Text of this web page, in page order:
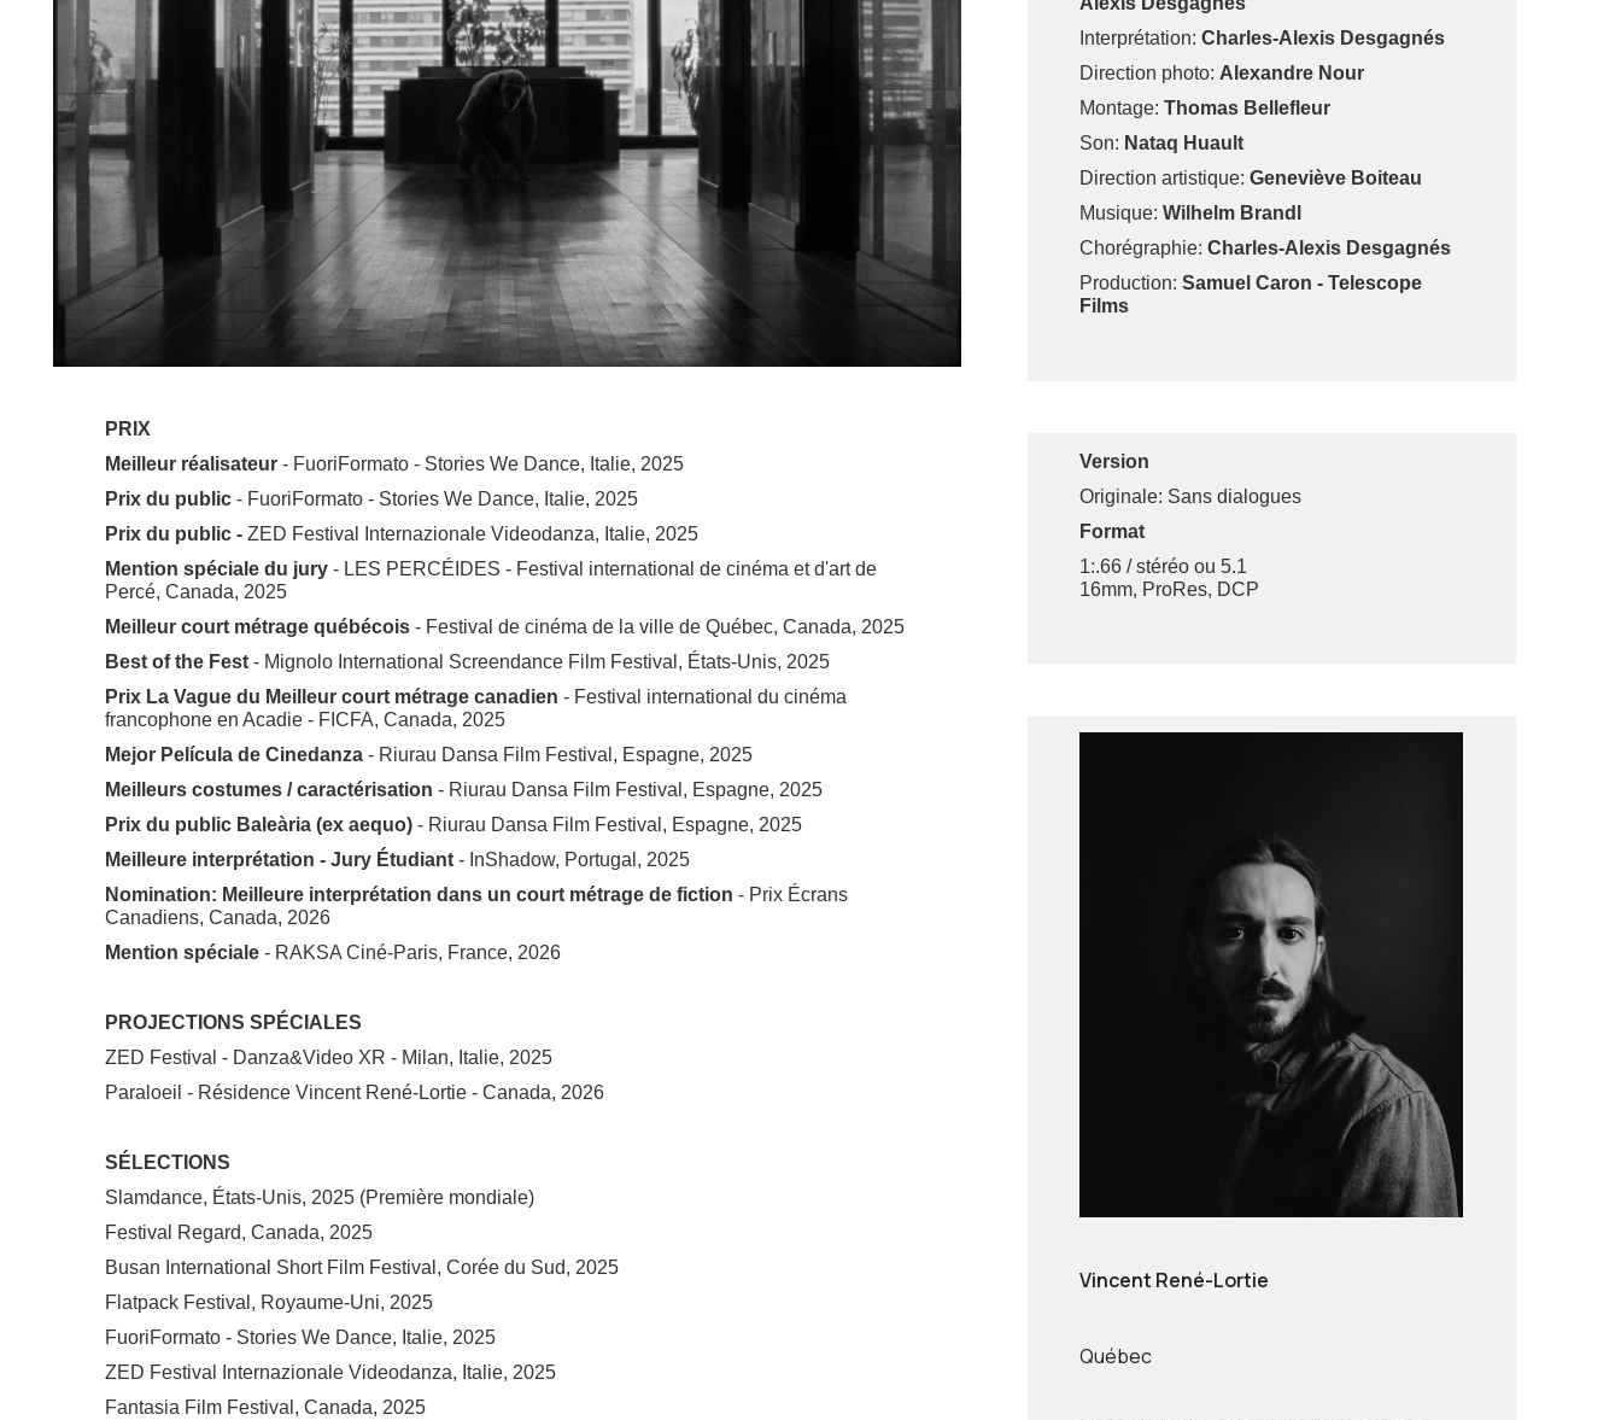
décision irréversible.
Festivals
PRIX
Meilleur réalisateur- FuoriFormato - Stories We Dance, Italie, 2025
Prix du public - FuoriFormato - Stories We Dance, Italie, 2025
Prix du public - ZED Festival Internazionale Videodanza, Italie, 2025
Mention spéciale du jury - LES PERCÉIDES - Festival international de cinéma et d'art de
Percé, Canada, 2025
Meilleur court métrage québécois - Festival de cinéma de la ville de Québec, Canada, 2025
Best of the Fest - Mignolo International Screendance Film Festival, États-Unis, 2025
Prix La Vague du Meilleur court métrage canadien - Festival international du cinéma
francophone en Acadie - FICFA, Canada, 2025
Mejor Película de Cinedanza - Riurau Dansa Film Festival, Espagne, 2025
Meilleurs costumes / caractérisation - Riurau Dansa Film Festival, Espagne, 2025
Prix du public Baleària (ex aequo) - Riurau Dansa Film Festival, Espagne, 2025
Meilleure interprétation - Jury Étudiant - InShadow, Portugal, 2025
Nomination: Meilleure interprétation dans un court métrage de fiction- Prix Écrans
Canadiens, Canada, 2026
Mention spéciale - RAKSA Ciné-Paris, France, 2026
PROJECTIONS SPÉCIALES
ZED Festival - Danza&Video XR - Milan, Italie, 2025
Paraloeil - Résidence Vincent René-Lortie - Canada, 2026
SÉLECTIONS
Slamdance, États-Unis, 2025 (Première mondiale)
Festival Regard, Canada, 2025
Busan International Short Film Festival, Corée du Sud, 2025
Flatpack Festival, Royaume-Uni, 2025
FuoriFormato - Stories We Dance, Italie, 2025
ZED Festival Internazionale Videodanza, Italie, 2025
Fantasia Film Festival, Canada, 2025
Interprétation:Charles-Alexis Desgagnés
Direction photo: Alexandre Nour
Montage:Thomas Bellefleur
Son: Nataq Huault
Direction artistique:Geneviève Boiteau
Musique:Wilhelm Brandl
Chorégraphie:Charles-Alexis Desgagnés
Production:Samuel Caron - Telescope
Films
Version
Originale: Sans dialogues
Format
1:.66 / stéréo ou 5.1
16mm, ProRes, DCP
Vincent René-Lortie
Québec